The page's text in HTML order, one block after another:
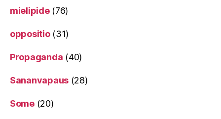
mielipide(76)
oppositio(31)
Propaganda (40)
Sananvapaus (28)
Some(20)